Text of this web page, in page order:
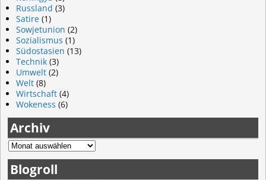
Russland (3)
Satire (1)
Sowjetunion (2)
Sozialismus (1)
Südostasien (13)
Technik (3)
Umwelt (2)
Welt (8)
Wirtschaft (4)
Wokeness (6)
Archiv
Blogroll